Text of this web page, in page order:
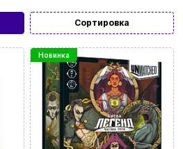
Сортировка
Новинка